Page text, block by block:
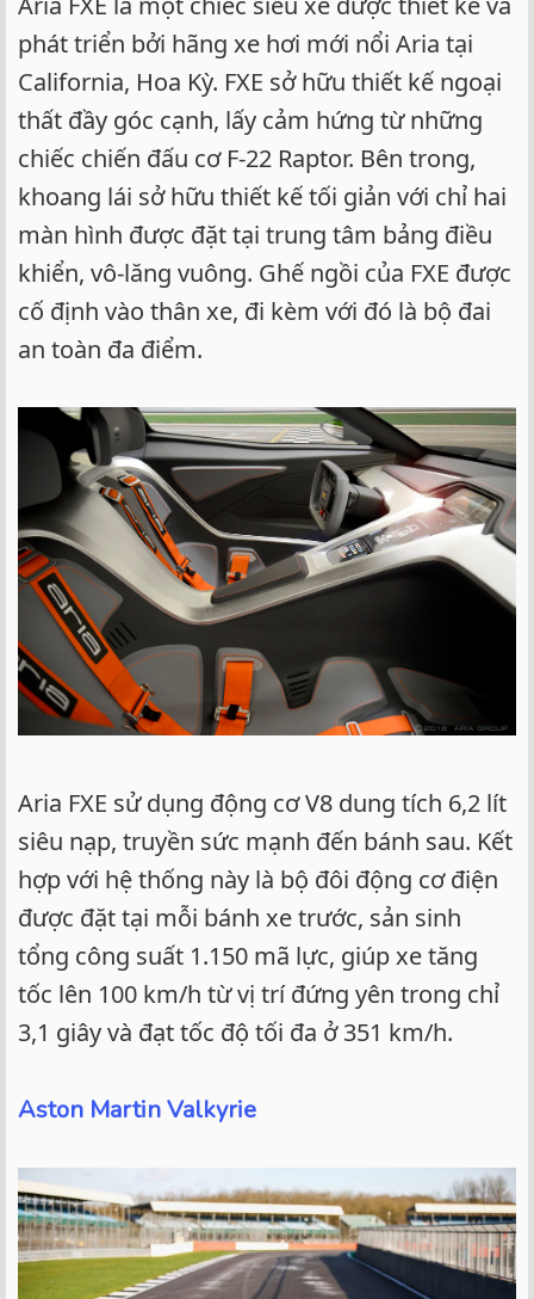
phát triển bởi hãng xe hơi mới nổi Aria tại
California, Hoa Kỳ. FXE sở hữu thiết kế ngoại
thất đầy góc cạnh, lấy cảm hứng từ những
chiếc chiến đấu cơ F-22 Raptor. Bên trong,
khoang lái sở hữu thiết kế tối giản với chỉ hai
màn hình được đặt tại trung tâm bảng điều
khiển, vô-lăng vuông. Ghế ngồi của FXE được
cố định vào thân xe, đi kèm với đó là bộ đai
an toàn đa điểm.
Aria FXE sử dụng động cơ V8 dung tích 6,2 lít
siêu nạp, truyền sức mạnh đến bánh sau. Kết
hợp với hệ thống này là bộ đôi động cơ điện
được đặt tại mỗi bánh xe trước, sản sinh
tổng công suất 1.150 mã lực, giúp xe tăng
tốc lên 100 km/h từ vị trí đứng yên trong chỉ
3,1 giây và đạt tốc độ tối đa ở 351 km/h.
Aston Martin Valkyrie